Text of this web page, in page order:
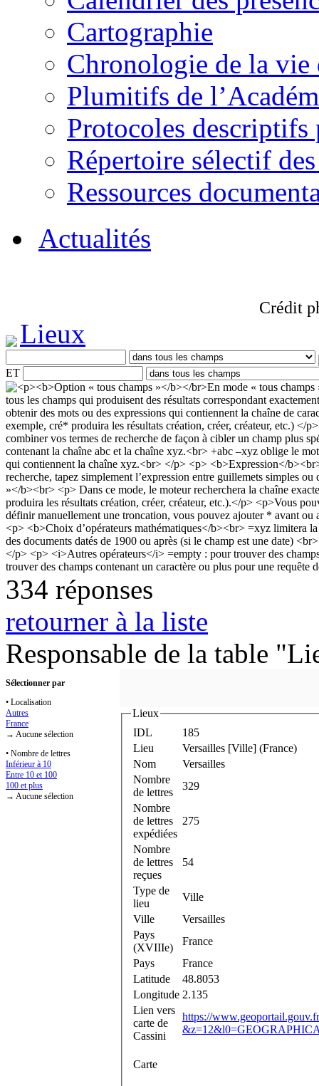
Cartographie
Chronologie de la vie
Plumitifs de
Protocoles descriptifs
Répertoire sélectif
Ressources
Actualités
Crédit
Lieux
ET
334 réponses
retourner à la liste
Responsable de la table
Sélectionner par
• Localisation
Autres
France
→ Aucune sélection
• Nombre de lettres
Inférieur à 10
Entre 10 et 100
100 et plus
→ Aucune sélection
Lieux
IDL
185
Lieu
Versailles [Ville] (France)
Nom
Versailles
Nombre
de lettres
329
Nombre
de lettres
expédiées
275
Nombre
de lettres
reçues
54
Type de
lieu
Ville
Ville
Versailles
Pays
(XVIIIe)
France
Pays
France
Latitude
48.8053
Longitude 2.135
Lien vers
carte de
Cassini
https://
Carte